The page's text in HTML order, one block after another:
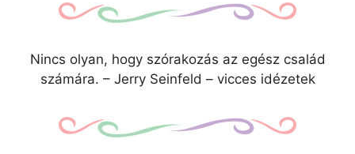
Nincs olyan, hogy szórakozás az egész család
számára. – Jerry Seinfeld – vicces idézetek